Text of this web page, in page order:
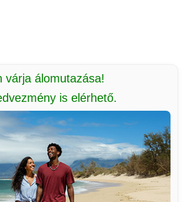
várja álomutazása!
is elérhető.